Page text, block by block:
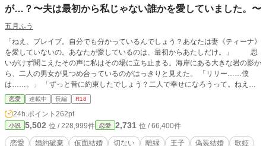
が…？〜夫は最初から私じゃない誰かを愛していました。〜
五月ふう
「ねえ、ブレイブ。自分でも分かっているんでしょう？あなたは妻《ティーナ》
を愛していないの。あなたが愛しているのは、最初からあたしだけ。」 思
いがけず聞こえたその声に私はその場に立ち止まる。海岸にある大きな岩の影か
ら、二人の男女が見つめ合っているのがはっきりと見えた。 「リリー……僕
は……。」 「ずっと昔に約束したでしょう？二人で幸せになろうって。ねえ、
ブレイブ思い出して。」 茶髪の女性を見つめる男はブレイブ・ヴィギルト。
ブレイブは一ヶ月前に結婚したばかりの私の夫だ。 その夫を目に涙を浮かべ
て見つめる女の名はリリー。リリーはブレイブの幼馴染みで、元婚約者らしい。
2人は親によって無理矢理、婚約破棄させられた過去がある。 二人は私の姿に
気がついていないようだ。私は、岩の影に隠れてブレイブとリリーの姿を食い入
恋愛 連載中 長編 R18
24h.ポイント 262pt
小説 5,502 位 / 228,999件 恋愛 2,731 位 / 66,400件
恋愛 婚約破棄 仮面結婚 切ない 離縁 王子 偽装結婚
歌姫